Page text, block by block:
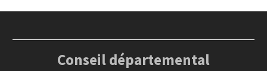
Conseil départemental